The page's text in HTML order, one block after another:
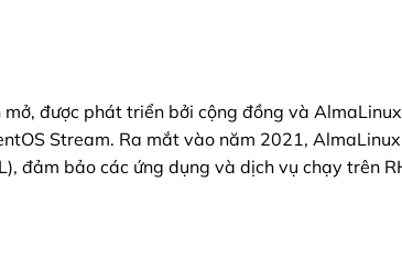
được phát triển bởi cộng đồng và
Stream. Ra mắt vào năm 2021,
đảm bảo các ứng dụng và dịch vụ chạy trên